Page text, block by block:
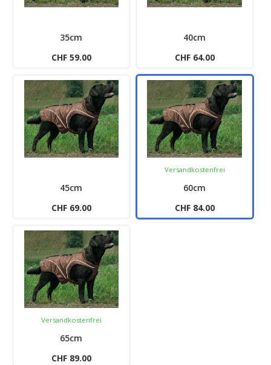
35cm
CHF 59.00
40cm
CHF 64.00
45cm
CHF 69.00
Versandkostenfrei
60cm
CHF 84.00
Versandkostenfrei
65cm
CHF 89.00